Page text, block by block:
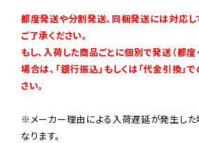
都度発送や分割発送、同梱発送には対応し
ご了承ください。
もし、入荷した商品ごとに個別で発送（都度
場合は、「銀行振込」もしくは「代金引換」
さい。
※メーカー理由による入荷遅延が発生した
なります。